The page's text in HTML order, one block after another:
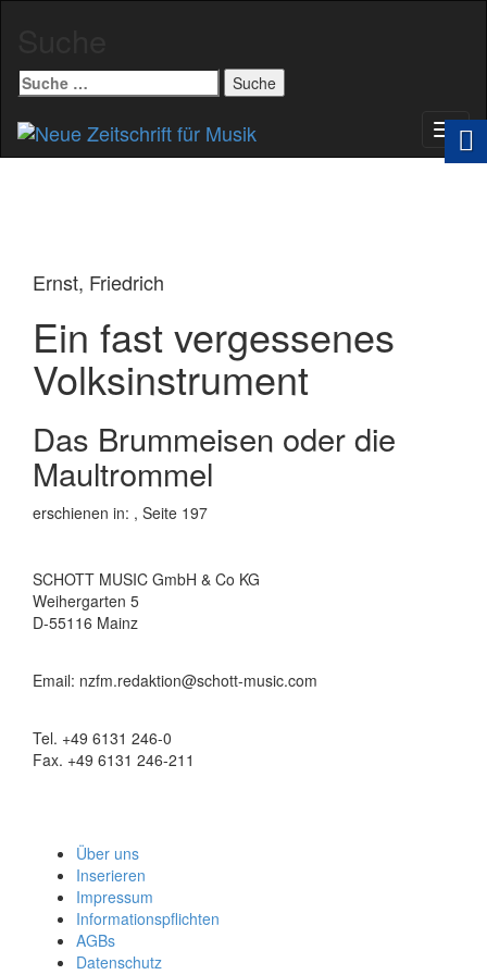
Suche
nach:
Ernst, Friedrich
Ein fast vergessenes
Volksinstrument
Das Brummeisen oder die
Maultrommel
erschienen in: , Seite 197
SCHOTT MUSIC GmbH & Co KG
Weihergarten 5
D-55116 Mainz
Email: nzfm.redaktion@schott-music.com
Tel. +49 6131 246-0
Fax. +49 6131 246-211
Über uns
Inserieren
Impressum
Informationspflichten
AGBs
Datenschutz